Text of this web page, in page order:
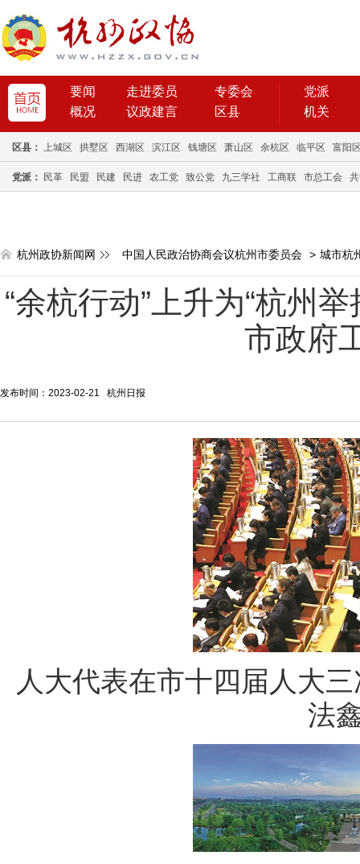
要闻 走进委员
专委会
概况
议政建言 区县
党派
机关
区县： 上城区 拱墅区 西湖区 滨江区 钱塘区 萧山区 余杭区 临平区 富阳
党派： 民革 民盟 民建 民进 农工党 致公党 九三学社 工商联 市总工会
杭州政协新闻网 中国人民政治协商会议杭州市委员会 > 城市杭
“余杭行动”上升为“杭州
市政府
发布时间：2023-02-21 杭州日报
人大代表在市十四届人大
法